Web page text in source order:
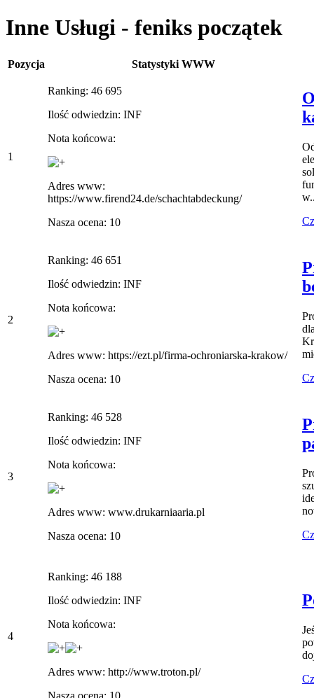
Inne Usługi - feniks początek
Pozycja Statystyki WWW
1
Ranking: 46 695
Ilość odwiedzin: INF
Nota końcowa:
Adres www:
https://www.firend24.de/schachtabdeckung/
Nasza ocena: 10
2
Ranking: 46 651
Ilość odwiedzin: INF
Nota końcowa:
Adres www: https://ezt.pl/firma-ochroniarska-krakow/
Nasza ocena: 10
3
Ranking: 46 528
Ilość odwiedzin: INF
Nota końcowa:
Adres www: www.drukarniaaria.pl
Nasza ocena: 10
4
Ranking: 46 188
Ilość odwiedzin: INF
Nota końcowa:
Adres www: http://www.troton.pl/
Nasza ocena: 10